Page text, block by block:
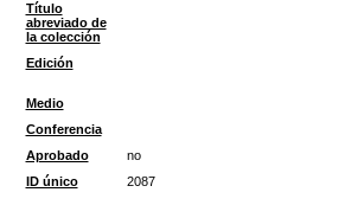
Título
abreviado de
la colección
Edición
Medio
Conferencia
Aprobado
no
ID único
2087